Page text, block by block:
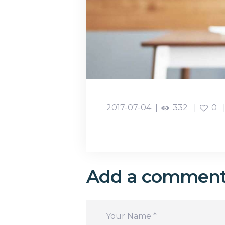
2017-07-04 332 0
Add a